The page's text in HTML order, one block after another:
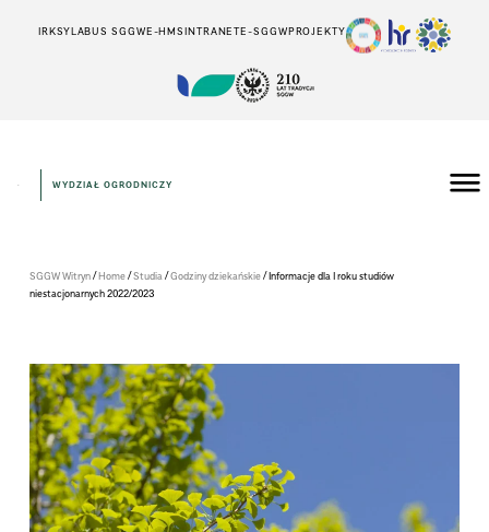
IRKSYLABUS SGGWE-HMSINTRANETE-SGGWPROJEKTY
WYDZIAŁ OGRODNICZY
SGGW Witryn/Home/Studia/Godziny dziekańskie/Informacje dla I roku studiów
niestacjonarnych 2022/2023